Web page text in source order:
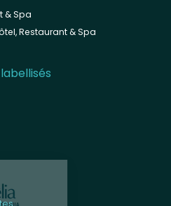
& Spa
Restaurant & Spa